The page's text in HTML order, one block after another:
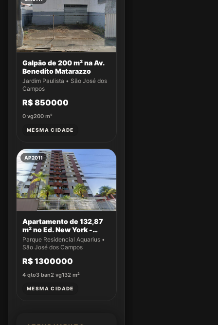
Galpão de 200 m² na Av.
Benedito Matarazzo
Jardim Paulista • São José dos
Campos
R$ 850000
0 vg200 m²
MESMA CIDADE
AP2011
Apartamento de 132,87
m² no Ed. New York -
Apto 43
Parque Residencial Aquarius •
São José dos Campos
R$ 1300000
4 qto3 ban2 vg132 m²
MESMA CIDADE